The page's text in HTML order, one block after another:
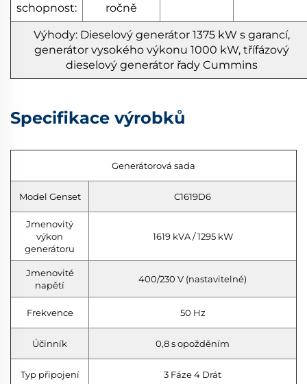
schopnost:
ročně
Výhody: Dieselový generátor 1375 kW s garancí,
generátor vysokého výkonu 1000 kW, třífázový
dieselový generátor řady Cummins
Specifikace výrobků
Generátorová sada
Model Genset C1619D6
Jmenovitý
výkon
generátoru
1619 kVA / 1295 kW
Jmenovité
napětí
400/230 V (nastavitelné)
Frekvence 50 Hz
Účinník 0,8 s opožděním
Typ připojení 3 Fáze 4 Drát